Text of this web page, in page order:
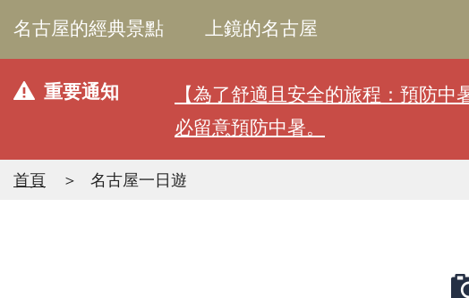
名古屋的經典景點 上鏡的名古屋
重要通知
【為了舒適且安全的旅程：預防
必留意預防中暑。
首頁 名古屋一日遊